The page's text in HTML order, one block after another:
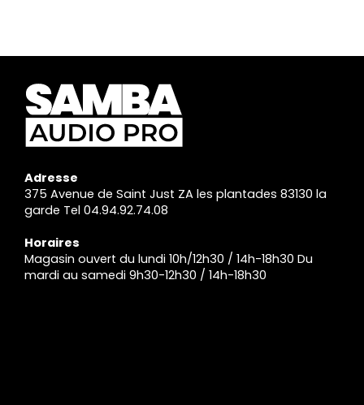
Adresse
375 Avenue de Saint Just ZA les plantades 83130 la
garde Tel 04.94.92.74.08
Horaires
Magasin ouvert du lundi 10h/12h30 / 14h-18h30 Du
mardi au samedi 9h30-12h30 / 14h-18h30